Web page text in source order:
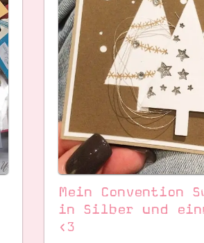
Mein Convention
in Silber und
<3